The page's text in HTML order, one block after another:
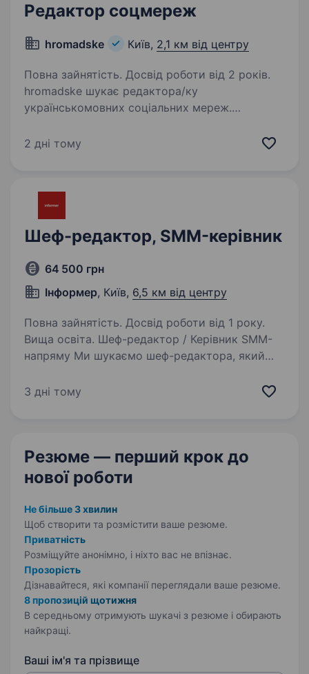
Редактор соцмереж
hromadske Київ, 2,1 км від центру
Повна зайнятість. Досвід роботи від 2 років.
hromadske шукає редактора/ку
українськомовних соціальних мереж.
наповнювати контентом сторінки hromadske
2 дні тому
Шеф-редактор, SMM-керівник
64 500 грн
Інформер, Київ, 6,5 км від центру
Повна зайнятість. Досвід роботи від 1 року.
Вища освіта. Шеф-редактор / Керівник SMM-
напряму Ми шукаємо шеф-редактора, який
керувати командою, створювати матеріали
3 дні тому
Резюме — перший крок до
нової роботи
Не більше 3 хвилин
Щоб створити та розмістити ваше резюме.
Приватність
Розміщуйте анонімно, і ніхто вас не впізнає.
Прозорість
Дізнавайтеся, які компанії переглядали ваше резюме.
8 пропозицій щотижня
В середньому отримують шукачі з резюме і обирають
найкращі.
Ваші ім'я та прізвище